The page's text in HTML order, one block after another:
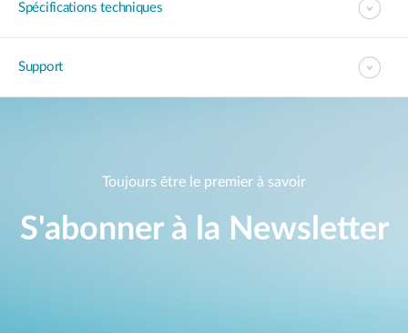
Spécifications techniques
Support
Toujours être le premier à savoir
S'abonner à la Newsletter